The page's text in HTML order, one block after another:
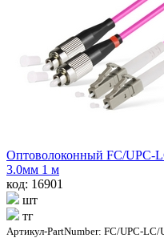
Оптоволоконный FC/UPC-
3.0мм 1 м
код: 16901
шт
тг
Артикул-PartNumber: FC/UPC-